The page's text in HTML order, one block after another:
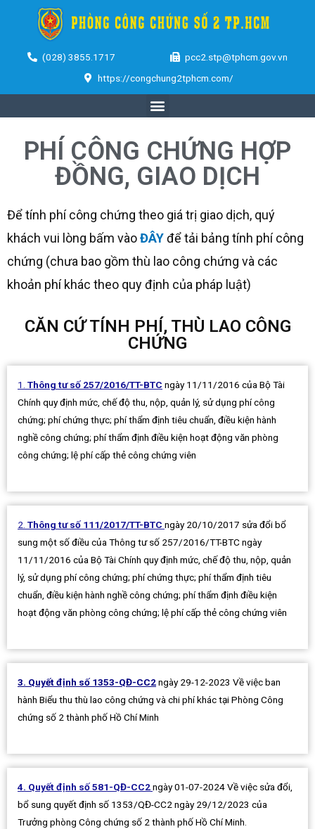
(028) 3855.1717
pcc2.stp@tphcm.gov.vn
https://congchung2tphcm.com/
PHÍ CÔNG CHỨNG HỢP
ĐỒNG, GIAO DỊCH
Để tính phí công chứng theo giá trị giao dịch, quý
khách vui lòng bấm vàoĐÂYđể tải bảng tính phí công
chứng (chưa bao gồm thù lao công chứng và các
khoản phí khác theo quy định của pháp luật)
CĂN CỨ TÍNH PHÍ, THÙ LAO CÔNG
CHỨNG
1. Thông tư số 257/2016/TT-BTC ngày 11/11/2016 của Bộ Tài
Chính quy định mức, chế độ thu, nộp, quản lý, sử dụng phí công
chứng; phí chứng thực; phí thẩm định tiêu chuẩn, điều kiện hành
nghề công chứng; phí thẩm định điều kiện hoạt động văn phòng
công chứng; lệ phí cấp thẻ công chứng viên
2. Thông tư số 111/2017/TT-BTC ngày 20/10/2017 sửa đổi bổ
sung một số điều của Thông tư số 257/2016/TT-BTC ngày
11/11/2016 của Bộ Tài Chính quy định mức, chế độ thu, nộp, quản
lý, sử dụng phí công chứng; phí chứng thực; phí thẩm định tiêu
chuẩn, điều kiện hành nghề công chứng; phí thẩm định điều kiện
hoạt động văn phòng công chứng; lệ phí cấp thẻ công chứng viên
3. Quyết định số 1353-QĐ-CC2ngày 29-12-2023 Về việc ban
hành Biểu thu thù lao công chứng và chi phí khác tại Phòng Công
chứng số 2 thành phố Hồ Chí Minh
4. Quyết định số 581-QĐ-CC2ngày 01-07-2024 Về việc sửa đổi,
bổ sung quyết định số 1353/QĐ-CC2 ngày 29/12/2023 của
Trưởng phòng Công chứng số 2 thành phố Hồ Chí Minh.